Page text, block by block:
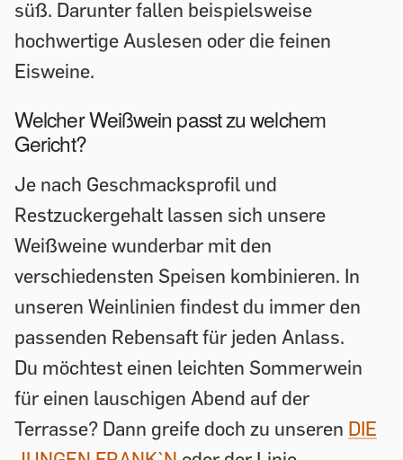
süß. Darunter fallen beispielsweise
hochwertige Auslesen oder die feinen
Eisweine.
Welcher Weißwein passt zu welchem
Gericht?
Je nach Geschmacksprofil und
Restzuckergehalt lassen sich unsere
Weißweine wunderbar mit den
verschiedensten Speisen kombinieren. In
unseren Weinlinien findest du immer den
passenden Rebensaft für jeden Anlass.
Du möchtest einen leichten Sommerwein
für einen lauschigen Abend auf der
Terrasse? Dann greife doch zu unseren DIE